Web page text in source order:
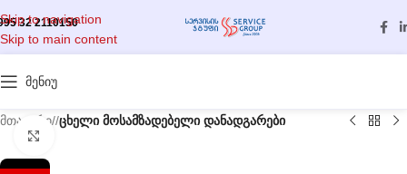
Skip to navigation
Skip to main content
32 2110150
მენიუ
მთავარი/ ცხელი მოსამზადებელი დანადგარები